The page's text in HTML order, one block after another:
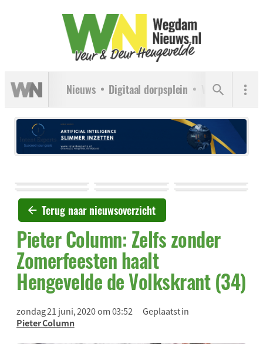
Nieuws Digitaal dorpsplein Verenigingen
Terug naar nieuwsoverzicht
Pieter Column: Zelfs zonder
Zomerfeesten haalt
Hengevelde de Volkskrant (34)
zondag 21 juni, 2020 om 03:52
Geplaatst in
Pieter Column